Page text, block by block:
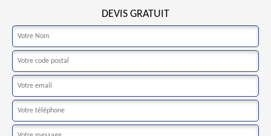
DEVIS GRATUIT